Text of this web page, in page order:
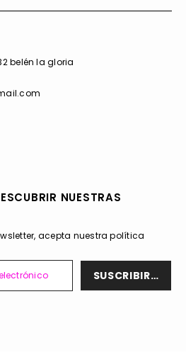
belén la gloria
NUESTRAS
acepta nuestra política
SUSCRIBIRSE